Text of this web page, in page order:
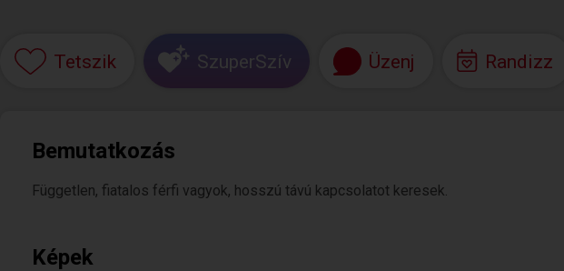
Tetszik SzuperSzív Üzenj Randizz
Bemutatkozás
Független, fiatalos férfi vagyok, hosszú távú kapcsolatot keresek.
Képek